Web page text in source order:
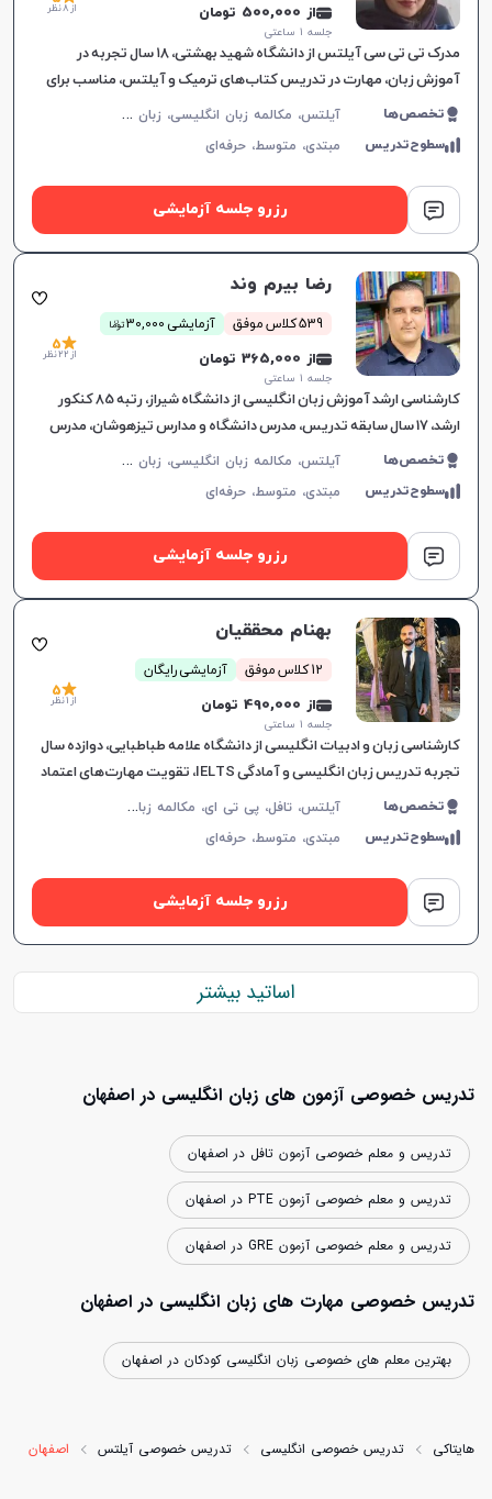
از 500,000 تومان
جلسه ۱ ساعتی
از 8 نظر
مدرک تی تی سی آیلتس از دانشگاه شهید بهشتی، ۱۸ سال تجربه در
آموزش زبان، مهارت در تدریس کتاب‌های ترمیک و آیلتس، مناسب برای
تمام سطوح، بهبود سریع در یادگیری.
تخصص‌ها آ
یلتس، مکالمه زبان انگلیسی، زبان انگلیسی عمومی، گرامر زبان انگلیسی، زبان انگلیسی تجاری، زبان انگلیسی آمریکایی، زبان انگلیسی کنکور سراسری، زبان انگلیسی کنکور کاردانی، زبان انگلیسی کنکور ارشد، زبان انگلیسی کنکور دکتری، زبان انگلیسی هفتم دبیرستان، زبان انگلیسی هشتم دبیرستان، زبان انگلیسی نهم دبیرستان، زبان انگلیسی دهم دبیرستان، زبان انگلیسی یازدهم دبیرستان، زبان انگلیسی دوازدهم دبیرستان، تافل، جی آر ای، دولینگو، تولیمو
سطوح‌تدریس مبتدی، متوسط،حرفه‌ای
رزرو جلسه آزمایشی
رضا بیرم وند
539 کلاس موفق آزمایشی 30,000 توما
ن
از 365,000 تومان
جلسه ۱ ساعتی
5
از 22 نظر
کارشناسی ارشد آموزش زبان انگلیسی از دانشگاه شیراز، رتبه 85 کنکور
ارشد، 17 سال سابقه تدریس، مدرس دانشگاه و مدارس تیزهوشان، مدرس
دوره‌های آیلتس و آموزش زبان عمومی، تدریس هدفمند و تعام
تخصص‌ها آ
یلتس، مکالمه زبان انگلیسی، زبان انگلیسی عمومی، گرامر زبان انگلیسی، زبان انگلیسی بریتیش، زبان انگلیسی کنکور سراسری، زبان انگلیسی کنکور کاردانی، زبان انگلیسی کنکور ارشد، زبان انگلیسی کنکور دکتری، زبان انگلیسی دهم دبیرستان، زبان انگلیسی یازدهم دبیرستان، زبان انگلیسی دوازدهم دبیرستان
سطوح‌تدریس مبتدی، متوسط،حرفه‌ای
رزرو جلسه آزمایشی
بهنام محققیان
12 کلاس موفق آزمایشی رایگان
از 490,000 تومان
جلسه ۱ ساعتی
5
از 1 نظر
کارشناسی زبان و ادبیات انگلیسی از دانشگاه علامه طباطبایی، دوازده سال
تجربه تدریس زبان انگلیسی و آمادگی IELTS، تقویت مهارت‌های اعتماد
به نفس، مکالمه و گرامر، ارتباط موثر و یادگیری لذت‌ب
تخصص‌ها آ
یلتس، تافل، پی تی ای، مکالمه زبان انگلیسی، گرامر زبان انگلیسی، زبان انگلیسی تجاری، زبان انگلیسی آمریکایی، زبان انگلیسی کنکور ارشد، دولینگو، زبان انگلیسی عمومی، زبان انگلیسی کانادایی
سطوح‌تدریس مبتدی، متوسط،حرفه‌ای
رزرو جلسه آزمایشی
اساتید بیشتر
تدریس خصوصی آزمون های زبان انگلیسی در اصفهان
تدریس و معلم خصوصی آزمون تافل در اصفهان
تدریس و معلم خصوصی آزمون PTE در اصفهان
تدریس و معلم خصوصی آزمون GRE در اصفهان
تدریس خصوصی مهارت های زبان انگلیسی در اصفهان
بهترین معلم های خصوصی زبان انگلیسی کودکان در اصفهان
هایتاکی تدریس خصوصی انگلیسی تدریس خصوصی آیلتس اصفهان